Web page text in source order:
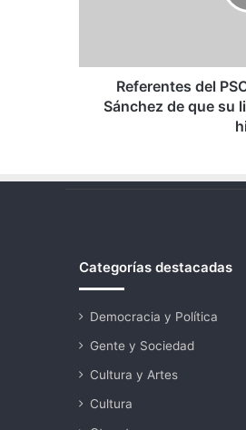
que
liderazgo
hilo'
Referentes del
Sánchez de que su
Categorías destacadas
Democracia y Política
Gente y Sociedad
Cultura y Artes
Cultura